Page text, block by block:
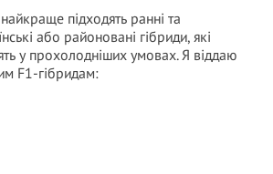
підходять ранні та
або районовані гібриди, які
у прохолодніших умовах. Я віддаю
F1-гібридам: